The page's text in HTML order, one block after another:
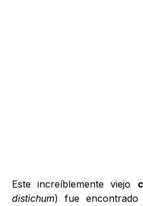
Este increíblemente viejo
distichum) fue encontrado